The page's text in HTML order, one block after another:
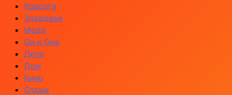
Перейти
содержимому
Красота
Здоровье
Мода
Он и Она
Дети
Дом
Кино
Отдых